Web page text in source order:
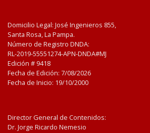
Domicilio Legal: José Ingenieros 855,
Santa Rosa, La Pampa.
Número de Registro DNDA:
RL-2019-55551274-APN-DNDA#MJ
Edición # 9418
Fecha de Edición: 7/08/2026
Fecha de Inicio: 19/10/2000
Director General de Contenidos:
Dr. Jorge Ricardo Nemesio